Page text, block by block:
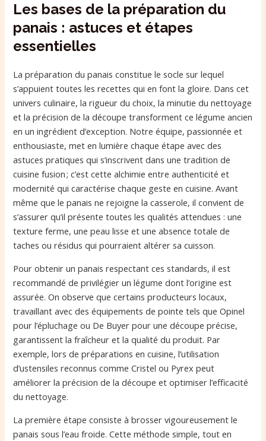
Les bases de la préparation du
panais : astuces et étapes
essentielles
La préparation du panais constitue le socle sur lequel
s’appuient toutes les recettes qui en font la gloire. Dans cet
univers culinaire, la rigueur du choix, la minutie du nettoyage
et la précision de la découpe transforment ce légume ancien
en un ingrédient d’exception. Notre équipe, passionnée et
enthousiaste, met en lumière chaque étape avec des
astuces pratiques qui s’inscrivent dans une tradition de
cuisine fusion ; c’est cette alchimie entre authenticité et
modernité qui caractérise chaque geste en cuisine. Avant
même que le panais ne rejoigne la casserole, il convient de
s’assurer qu’il présente toutes les qualités attendues : une
texture ferme, une peau lisse et une absence totale de
taches ou résidus qui pourraient altérer sa cuisson.
Pour obtenir un panais respectant ces standards, il est
recommandé de privilégier un légume dont l’origine est
assurée. On observe que certains producteurs locaux,
travaillant avec des équipements de pointe tels que Opinel
pour l’épluchage ou De Buyer pour une découpe précise,
garantissent la fraîcheur et la qualité du produit. Par
exemple, lors de préparations en cuisine, l’utilisation
d’ustensiles reconnus comme Cristel ou Pyrex peut
améliorer la précision de la découpe et optimiser l’efficacité
du nettoyage.
La première étape consiste à brosser vigoureusement le
panais sous l’eau froide. Cette méthode simple, tout en